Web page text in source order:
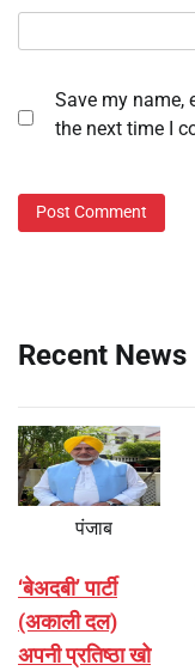
Save my name,
the next time I
Recent News
पंजाब
‘बेअदबी’ पार्टी
(अकाली दल)
अपनी प्रतिष्ठा खो